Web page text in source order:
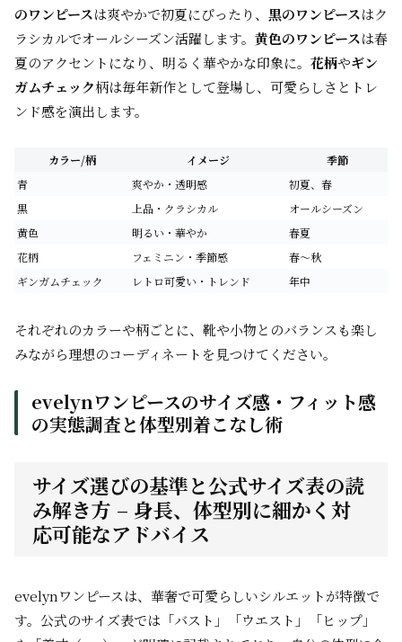
のワンピースは爽やかで初夏にぴったり、 黒のワンピースはク
ラシカルでオールシーズン活躍します。 黄色のワンピースは春
夏のアクセントになり、明るく華やかな印象に。 花柄やギン
ガムチェック柄は毎年新作として登場し、可愛らしさとトレ
ンド感を演出します。
カラー/柄 イメージ
季節
青
爽やか・透明感
初夏、春
黒
上品・クラシカル
オールシーズン
黄色
明るい・華やか
春夏
花柄
フェミニン・季節感
春〜秋
ギンガムチェック
レトロ可愛い・トレンド 年中
それぞれのカラーや柄ごとに、靴や小物とのバランスも楽し
みながら理想のコーディネートを見つけてください。
evelynワンピースのサイズ感・フィット感
の実態調査と体型別着こなし術
サイズ選びの基準と公式サイズ表の読
み解き方 – 身長、体型別に細かく対
応可能なアドバイス
evelynワンピースは、華奢で可愛らしいシルエットが特徴で
す。公式のサイズ表では「バスト」「ウエスト」「ヒップ」